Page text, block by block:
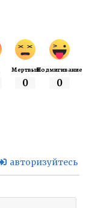
Мертвый
0
Подмигивание
0
авторизуйтесь